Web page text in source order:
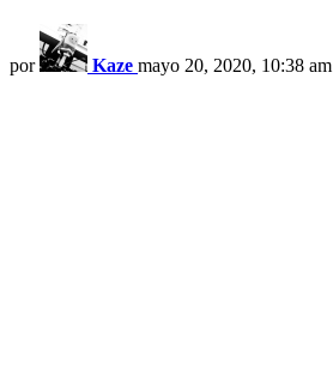
por Kaze mayo 20, 2020, 10:38 am